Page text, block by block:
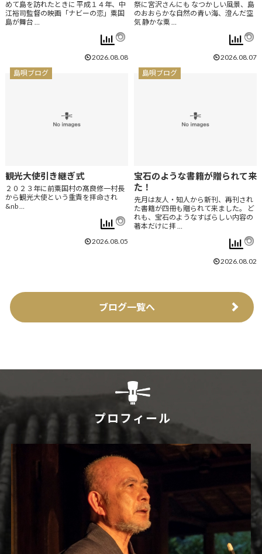
めて島を訪れたときに 平成１４年、中
江裕司監督の映画「ナビーの恋」粟国
島が舞台 …
2026.08.08
祭に宮沢さんにも なつかしい風景、島
のおおらかな自然の青い海、澄んだ空
気 静かな粟 …
2026.08.07
島唄ブログ
観光大使引き継ぎ式
２０２３年に前粟国村の髙良修一村長
から観光大使という重責を拝命され
&nb …
2026.08.05
島唄ブログ
宝石のような書籍が贈られて来
た！
先月は友人・知人から新刊、再刊され
た書籍が四冊も贈られて来ました。 ど
れも、宝石のようなすばらしい内容の
著本だけに拝 …
2026.08.02
ブログ一覧へ
プロフィール